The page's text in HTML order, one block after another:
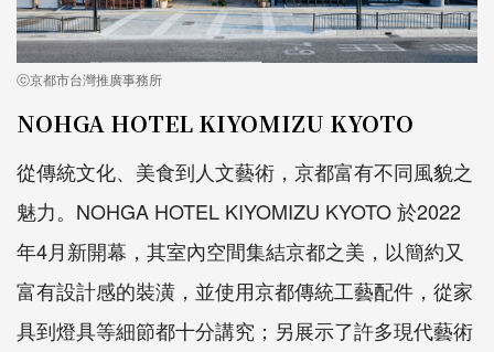
ⓒ京都市台灣推廣事務所
NOHGA HOTEL KIYOMIZU KYOTO
從傳統文化、美食到人文藝術，京都富有不同風貌之
魅力。NOHGA HOTEL KIYOMIZU KYOTO 於2022
年4月新開幕，其室內空間集結京都之美，以簡約又
富有設計感的裝潢，並使用京都傳統工藝配件，從家
具到燈具等細節都十分講究；另展示了許多現代藝術